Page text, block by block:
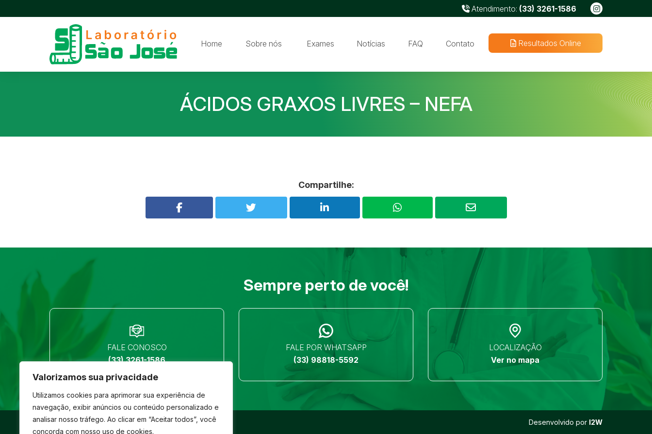
Valorizamos sua privacidade
Utilizamos cookies para aprimorar sua experiência de
navegação, exibir anúncios ou conteúdo personalizado e
analisar nosso tráfego. Ao clicar em “Aceitar todos”, você
concorda com nosso uso de cookies.
Atendimento: (33) 3261-1586
Home Sobre nós Exames Notícias FAQ Contato Resultados Online
ÁCIDOS GRAXOS LIVRES – NEFA
Compartilhe:
Sempre perto de você!
FALE CONOSCO
(33) 3261-1586
FALE POR WHATSAPP
(33) 98818-5592
LOCALIZAÇÃO
Ver no mapa
© São José- Todos os direitos reservados Desenvolvido por I2W